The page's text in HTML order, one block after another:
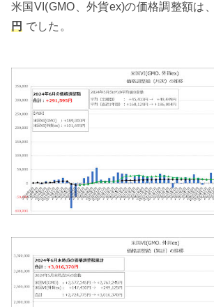
米国VI(GMO、外貨ex)の価格調整額は、
円 でした。